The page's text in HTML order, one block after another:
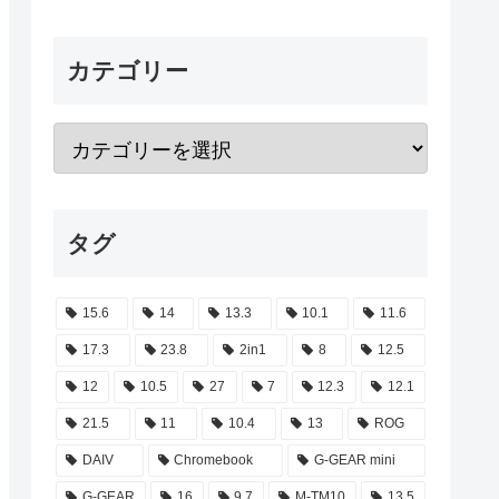
カテゴリー
タグ
15.6 14 13.3 10.1 11.6
17.3 23.8 2in1 8 12.5
12 10.5 27 7 12.3 12.1
21.5 11 10.4 13 ROG
DAIV Chromebook G-GEAR mini